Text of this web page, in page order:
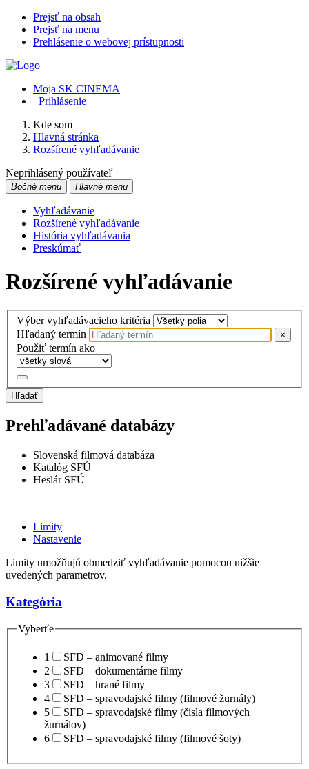
Prejsť na obsah
Prejsť na menu
Prehlásenie o webovej prístupnosti
Moja SK CINEMA
Prihlásenie
Kde som
Hlavná stránka
Rozšírené vyhľadávanie
Neprihlásený používateľ
Bočné menu Hlavné menu
Vyhľadávanie
Rozšírené vyhľadávanie
História vyhľadávania
Preskúmať
Rozšírené vyhľadávanie
Výber vyhľadávacieho kritéria
Hľadaný termín
×
Použiť termín ako
Hľadať
Prehľadávané databázy
Slovenská filmová databáza
Katalóg SFÚ
Heslár SFÚ
Limity
Nastavenie
Limity umožňujú obmedziť vyhľadávanie pomocou nižšie
uvedených parametrov.
Kategória
Vyberťe
1
SFD – animované filmy
2
SFD – dokumentárne filmy
3
SFD – hrané filmy
4
SFD – spravodajské filmy (filmové žurnály)
5
SFD – spravodajské filmy (čísla filmových
žurnálov)
6
SFD – spravodajské filmy (filmové šoty)